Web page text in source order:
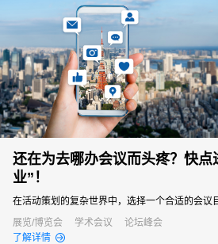
还在为去哪办会议而头疼？快点
业”！
在活动策划的复杂世界中，选择一个合适的会议
成功的关键步骤之一。这不仅影响着活动的可行
接关系到活动的财务健康和参与者的满意度。一
展览/博览会 学术会议
论坛峰会
了解详情